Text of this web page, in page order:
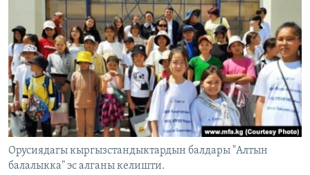
ЭЖЕ-СИҢДИЛЕР
АЗАТТЫК+
ЫҢГАЙСЫЗ СУРООЛОР
ЭЕ/АРнун бардык сайттары
Орусиядагы кыргызстандыктардын балдары "Алтын
балалыкка" эс алганы келишти.